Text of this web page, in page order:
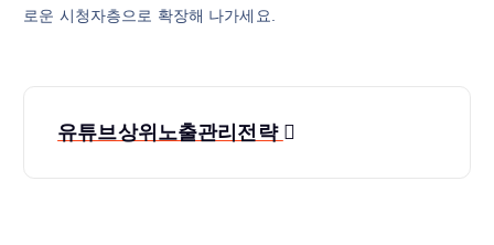
로운 시청자층으로 확장해 나가세요.
유튜브상위노출관리전략